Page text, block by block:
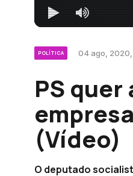
POLÍTICA 04 ago, 2020,
PS
(Vídeo)
O deputado